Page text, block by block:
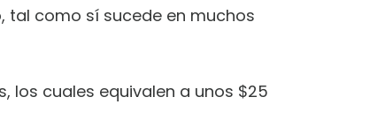
tal como sí sucede en muchos
los cuales equivalen a unos $25